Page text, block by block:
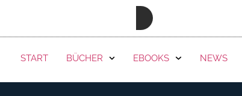
START BÜCHER EBOOKS NEWS